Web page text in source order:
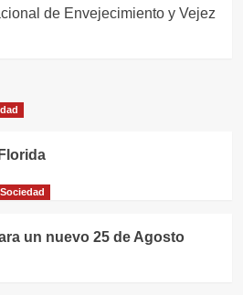
de Envejecimiento y Vejez
Sociedad
un nuevo 25 de Agosto